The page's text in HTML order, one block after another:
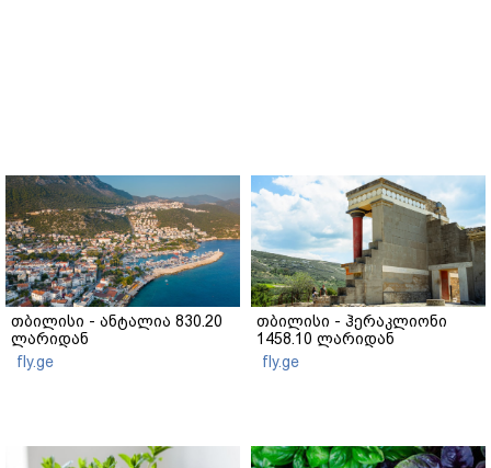
თბილისი - ანტალია 830.20
ლარიდან
fly.ge
თბილისი - ჰერაკლიონი
1458.10 ლარიდან
fly.ge